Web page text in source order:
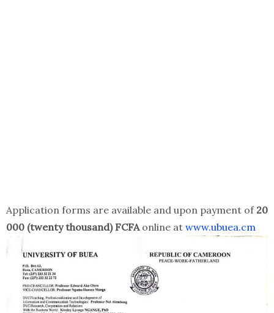
Application forms are available and upon payment of 20
000 (twenty thousand) FCFAonline at www.ubuea.cm